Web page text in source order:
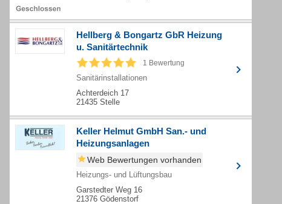
Hellberg & Bongartz GbR Heizung
u. Sanitärtechnik
1 Bewertung
Sanitärinstallationen
Achterdeich 17
21435 Stelle
Keller Helmut GmbH San.- und
Heizungsanlagen
Web Bewertungen vorhanden
Heizungs- und Lüftungsbau
Garstedter Weg 16
21376 Gödenstorf